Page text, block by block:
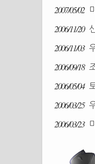
2007/05/02
2006/11/20
2006/11/03
2006/09/18
2006/05/04
2006/03/25
2006/03/23